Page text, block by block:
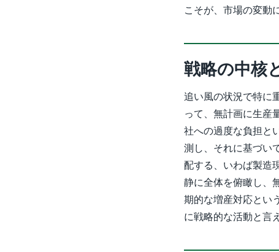
こそが、市場の変動
戦略の中核
追い風の状況で特に
って、無計画に生産
社への過度な負担と
測し、それに基づい
配する、いわば製造
静に全体を俯瞰し、
期的な増産対応とい
に戦略的な活動と言